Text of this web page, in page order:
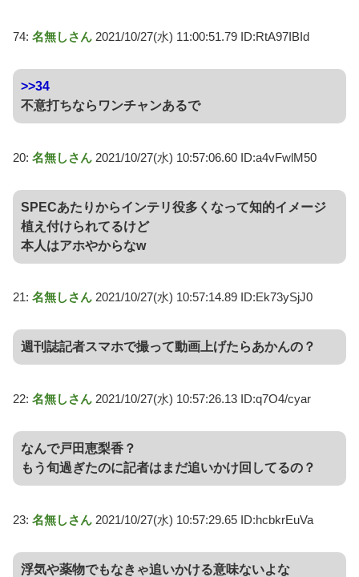
74: 名無しさん 2021/10/27(水) 11:00:51.79 ID:RtA97IBId
>>34
不意打ちならワンチャンあるで
20: 名無しさん 2021/10/27(水) 10:57:06.60 ID:a4vFwlM50
SPECあたりからインテリ役多くなって知的イメージ
植え付けられてるけど
本人はアホやからなw
21: 名無しさん 2021/10/27(水) 10:57:14.89 ID:Ek73ySjJ0
週刊誌記者スマホで撮って動画上げたらあかんの？
22: 名無しさん 2021/10/27(水) 10:57:26.13 ID:q7O4/cyar
なんで戸田恵梨香？
もう旬過ぎたのに記者はまだ追いかけ回してるの？
23: 名無しさん 2021/10/27(水) 10:57:29.65 ID:hcbkrEuVa
浮気や薬物でもなきゃ追いかける意味ないよな